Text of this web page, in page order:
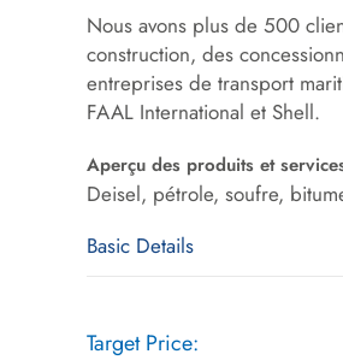
Nous avons plus de 500
construction, des
entreprises de transport
FAAL International et Shell.
Aperçu des produits et
Deisel, pétrole, soufre,
Basic Details
Target Price: